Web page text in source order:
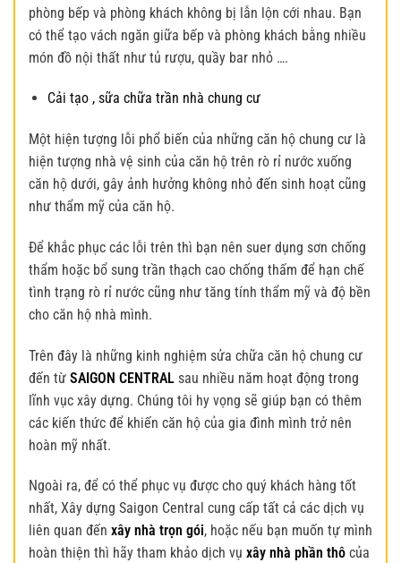
phòng bếp và phòng khách không bị lẫn lộn cới nhau. Bạn
có thể tạo vách ngăn giữa bếp và phòng khách bằng nhiều
món đồ nội thất như tủ rượu, quầy bar nhỏ ….
Cải tạo , sữa chữa trần nhà chung cư
Một hiện tượng lỗi phổ biến của những căn hộ chung cư là
hiện tượng nhà vệ sinh của căn hộ trên rò rỉ nước xuống
căn hộ dưới, gây ảnh hưởng không nhỏ đến sinh hoạt cũng
như thẩm mỹ của căn hộ.
Để khắc phục các lỗi trên thì bạn nên suer dụng sơn chống
thẩm hoặc bổ sung trần thạch cao chống thấm để hạn chế
tình trạng rò rỉ nước cũng như tăng tính thẩm mỹ và độ bền
cho căn hộ nhà mình.
Trên đây là những kinh nghiệm sửa chữa căn hộ chung cư
đến từ SAIGON CENTRAL sau nhiều năm hoạt động trong
lĩnh vục xây dựng. Chúng tôi hy vọng sẽ giúp bạn có thêm
các kiến thức để khiến căn hộ của gia đình mình trở nên
hoàn mỹ nhất.
Ngoài ra, để có thể phục vụ được cho quý khách hàng tốt
nhất, Xây dựng Saigon Central cung cấp tất cả các dịch vụ
liên quan đến xây nhà trọn gói, hoặc nếu bạn muốn tự mình
hoàn thiện thì hãy tham khảo dịch vụ xây nhà phần thô của